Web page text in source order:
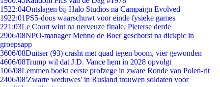
1522:04Ontslagen bij Halo Studios na Campaign Evolved
1922:01PS5-doos waarschuwt voor einde fysieke games
221:03Le Court wint na nerveuze finale, Pieterse derde
2906/08NPO-manager Menno de Boer geschorst na dickpic in
groepsapp
3606/08Duitser (93) crasht met quad tegen boom, vier gewonden
4606/08Trump wil dat J.D. Vance hem in 2028 opvolgt
106/08Lemmen boekt eerste profzege in zware Ronde van Polen-rit
2406/08'Zwarte weduwes' in Rusland trouwen soldaten voor